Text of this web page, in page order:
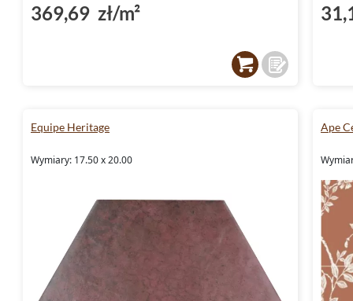
369,69 zł/m²
Equipe Heritage
Wymiary: 17.50 x 20.00
Ape